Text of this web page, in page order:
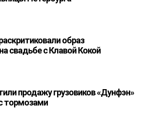
образ
свадьбе с Клавой Кокой
продажу грузовиков «Дунфэн»
тормозами